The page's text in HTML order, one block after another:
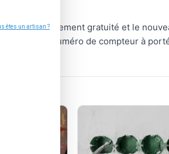
est entièrement gratuité et le
votre numéro de compteur à